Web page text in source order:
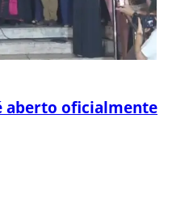
aberto oficialmente